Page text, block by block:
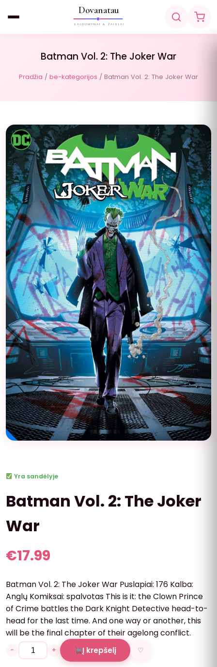
Dovanatau
SALDUMYNAI & ŽAISLAI
Batman Vol. 2: The Joker War
Pradžia / be-kategorijos / Batman Vol. 2: The Joker War
Yra sandėlyje
Batman Vol. 2: The Joker
War
€17.99
Batman Vol. 2: The Joker War Puslapiai: 176 Kalba:
Anglų Komiksai: spalvotas This is it: the Clown Prince
of Crime battles the Dark Knight Detective head-to-
head for the last time. And one way or another, this
will be the final chapter of their agelong conflict.
− + Į krepšelį ♡